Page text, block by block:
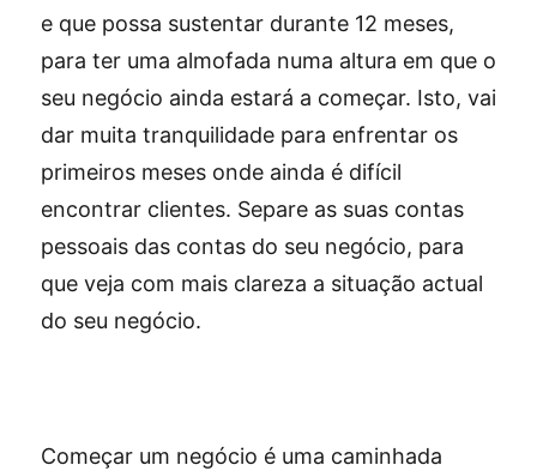
e que possa sustentar durante 12 meses,
para ter uma almofada numa altura em que o
seu negócio ainda estará a começar. Isto, vai
dar muita tranquilidade para enfrentar os
primeiros meses onde ainda é difícil
encontrar clientes. Separe as suas contas
pessoais das contas do seu negócio, para
que veja com mais clareza a situação actual
do seu negócio.
Começar um negócio é uma caminhada